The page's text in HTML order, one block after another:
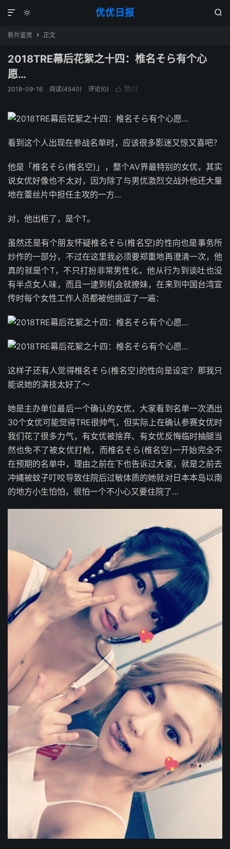
优优日报
 

新片鉴赏  正文
2018TRE幕后花絮之十四：椎名そら有个心
愿…
2018-09-16 阅读(4540) 评论(0)  赞(1 )
看到这个人出现在参战名单时，应该很多影迷又惊又喜吧？
他是「椎名そら(椎名空)」，整个AV界最特别的女优，其实
说女优好像也不太对，因为除了与男优激烈交战外他还大量
地在蕾丝片中担任主攻的一方…
对，他出柜了，是个T。
虽然还是有个朋友怀疑椎名そら(椎名空)的性向也是事务所
炒作的一部分，不过在这里我必须要郑重地再澄清一次，他
真的就是个T，不只打扮非常男性化，他从行为到谈吐也没
有半点女人味，而且一逮到机会就撩妹，在来到中国台湾宣
传时每个女性工作人员都被他挑逗了一遍：
这样子还有人觉得椎名そら(椎名空)的性向是设定？那我只
能说她的演技太好了～
她是主办单位最后一个确认的女优，大家看到名单一次洒出
30个女优可能觉得TRE很帅气，但实际上在确认参赛女优时
我们花了很多力气，有女优被捨弃、有女优反悔临时抽腿当
然也免不了被女优打枪，而椎名そら(椎名空)一开始完全不
在预期的名单中，理由之前在下也告诉过大家，就是之前去
冲縄被蚊子叮咬导致住院后过敏体质的她就对日本本岛以南
的地方小生怕怕，很怕一个不小心又要住院了…